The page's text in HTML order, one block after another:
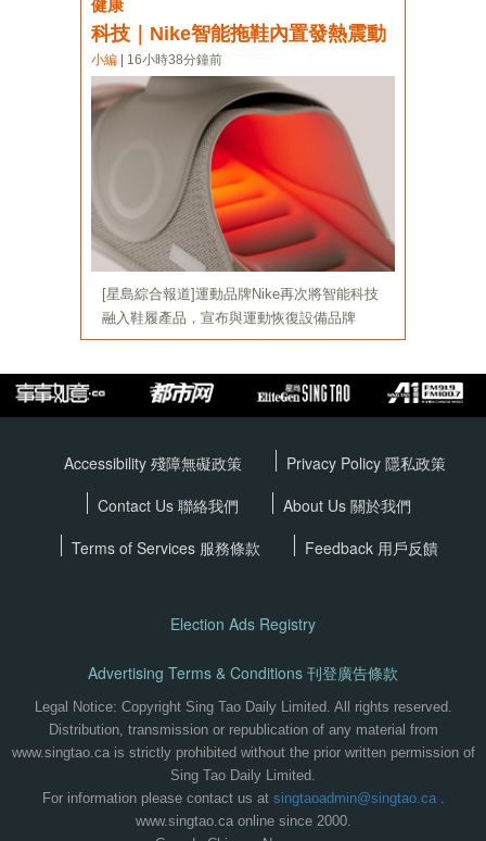
Accessibility 殘障無礙政策 Privacy Policy 隱私政策
Contact Us 聯絡我們
About Us 關於我們
Terms of Services 服務條款 Feedback 用戶反饋
Election Ads Registry
Advertising Terms & Conditions 刊登廣告條款
Legal Notice: Copyright Sing Tao Daily Limited. All rights reserved.
Distribution, transmission or republication of any material from
www.singtao.ca is strictly prohibited without the prior written permission of
Sing Tao Daily Limited.
For information please contact us at singtaoadmin@singtao.ca.
www.singtao.ca online since 2000.